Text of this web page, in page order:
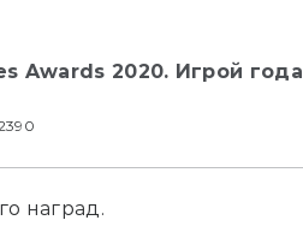
Awards 2020. Игрой года
наград.